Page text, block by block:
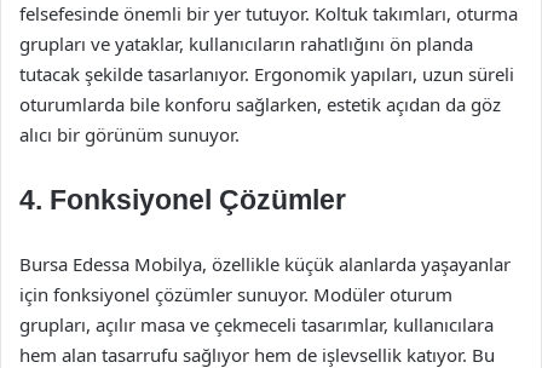
felsefesinde önemli bir yer tutuyor. Koltuk takımları, oturma
grupları ve yataklar, kullanıcıların rahatlığını ön planda
tutacak şekilde tasarlanıyor. Ergonomik yapıları, uzun süreli
oturumlarda bile konforu sağlarken, estetik açıdan da göz
alıcı bir görünüm sunuyor.
4. Fonksiyonel Çözümler
Bursa Edessa Mobilya, özellikle küçük alanlarda yaşayanlar
için fonksiyonel çözümler sunuyor. Modüler oturum
grupları, açılır masa ve çekmeceli tasarımlar, kullanıcılara
hem alan tasarrufu sağlıyor hem de işlevsellik katıyor. Bu